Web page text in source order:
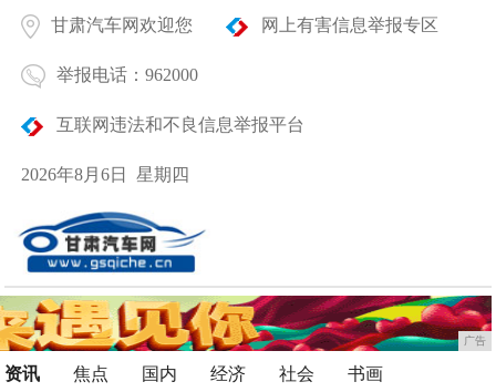
甘肃汽车网欢迎您 网上有害信息举报专区
举报电话：962000
互联网违法和不良信息举报平台
2026年8月6日 星期四
广告
资讯 焦点 国内 经济 社会
书画